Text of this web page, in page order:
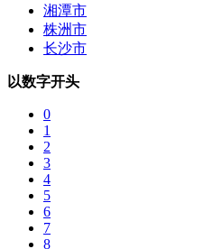
湘潭市
株洲市
长沙市
以数字开头
0
1
2
3
4
5
6
7
8